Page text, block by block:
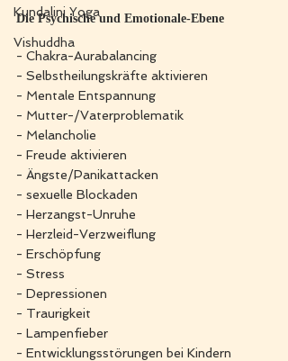
Kundalini Yoga
Vishuddha
Die Psychische und Emotionale-Ebene
- Chakra-Aurabalancing
- Selbstheilungskräfte aktivieren
- Mentale Entspannung
- Mutter-/Vaterproblematik
- Melancholie
- Freude aktivieren
- Ängste/Panikattacken
- sexuelle Blockaden
- Herzangst-Unruhe
- Herzleid-Verzweiflung
- Erschöpfung
- Stress
- Depressionen
- Traurigkeit
- Lampenfieber
- Entwicklungsstörungen bei Kindern